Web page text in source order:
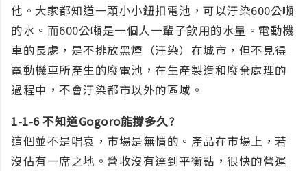
他。大家都知道一顆小小鈕扣電池，可以汙染600公噸
的水。而600公噸是一個人一輩子飲用的水量。電動機
車的長處，是不排放黑煙（汙染）在城市，但不見得
電動機車所產生的廢電池，在生產製造和廢棄處理的
過程中，不會汙染都市以外的區域。
1-1-6 不知道Gogoro能撐多久?
這個並不是唱哀，市場是無情的。產品在市場上，若
沒佔有一席之地。營收沒有達到平衡點，很快的營運